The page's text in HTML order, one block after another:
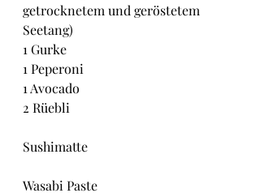
getrocknetem und geröstetem
Seetang)
1 Gurke
1 Peperoni
1 Avocado
2 Rüebli
Sushimatte
Wasabi Paste